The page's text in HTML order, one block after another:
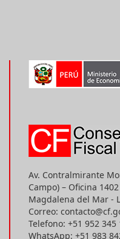
Av. Contralmirante
Campo) – Oficina 1402
Magdalena del Mar -
Correo:
Telefono: +51 952 345
WhatsApp: +51 983